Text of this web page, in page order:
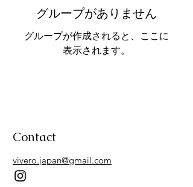
グループがありません
グループが作成されると、ここに
表示されます。
Contact
vivero.japan@gmail.com